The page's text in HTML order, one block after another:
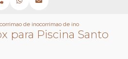
corrimao de inox para escada caracol
corrimao de inox para piscina
para Piscina Santo